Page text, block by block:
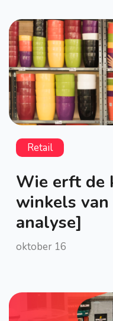
Retail
Wie erft de
winkels
analyse]
oktober 16